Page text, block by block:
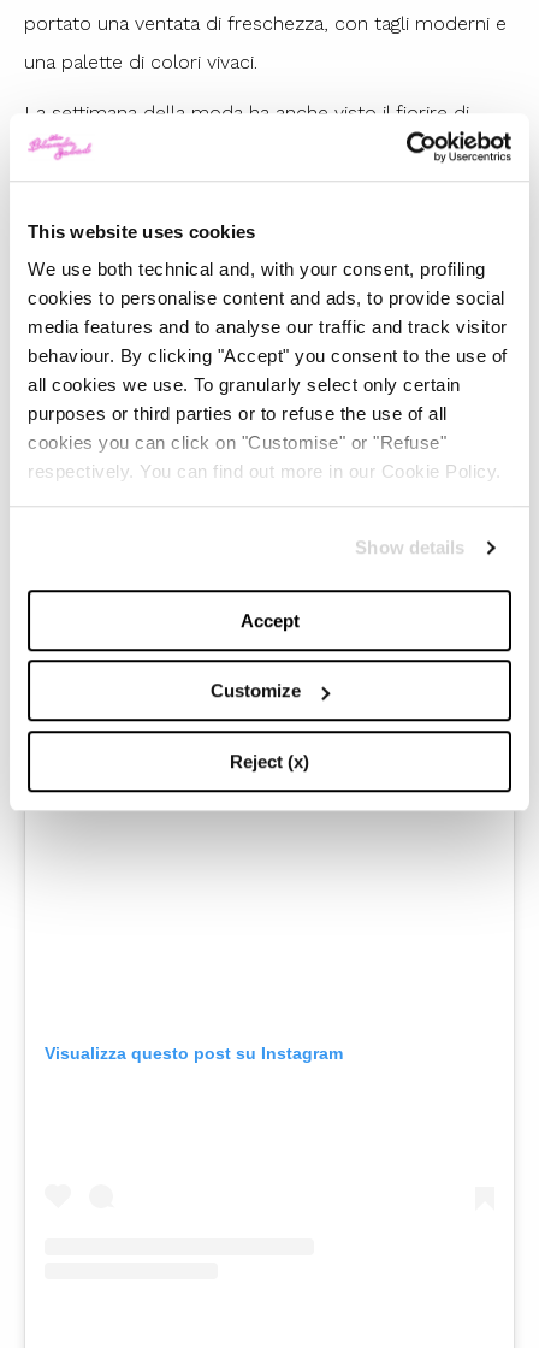
This website uses cookies
We use both technical and, with your consent, profiling
cookies to personalise content and ads, to provide social
media features and to analyse our traffic and track visitor
behaviour. By clicking "Accept" you consent to the use of
all cookies we use. To granularly select only certain
purposes or third parties or to refuse the use of all
cookies you can click on "Customise" or "Refuse"
respectively. You can find out more in our Cookie Policy.
Show details
Accept
Customize
Reject (x)
portato una ventata di freschezza, con tagli moderni e
una palette di colori vivaci.
La settimana della moda ha anche visto il fiorire di
nuove proposte come quelle di Yamil Arbaje per
LEBLANCSTUDIOS, che ha portato un’energia giovane
e una visione audace nel panorama della moda
newyorkese.
Nonostante l’assenza di alcuni big come Ralph Lauren,
Area e Proenza Schouler, la New York Fashion Week ha
continuato a mantenere il suo status di piattaforma
d’avanguardia, capace di anticipare tendenze e dare
spazio tanto ai grandi nomi quanto ai giovani talenti. Il
futuro della moda sembra sempre più inclusivo,
sperimentale, ma anche saldamente ancorato alla
tradizione sartoriale.
Visualizza questo post su Instagram